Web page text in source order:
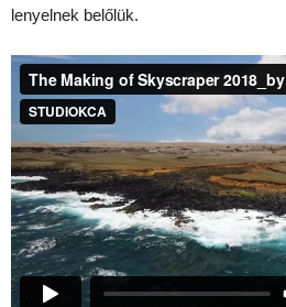
lenyelnek belőlük.